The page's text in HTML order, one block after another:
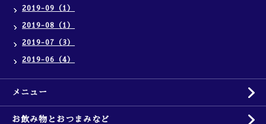
2019-09（1）
2019-08（1）
2019-07（3）
2019-06（4）
メニュー
お飲み物とおつまみなど